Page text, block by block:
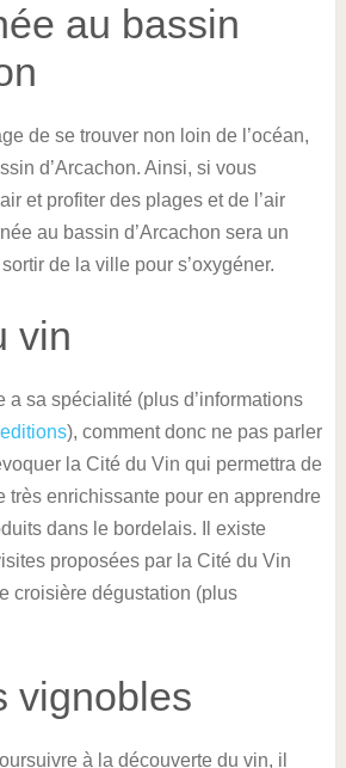
au bassin
de se trouver non loin de l’océan,
d’Arcachon. Ainsi, si vous
et profiter des plages et de l’air
au bassin d’Arcachon sera un
de la ville pour s’oxygéner.
vin
a sa spécialité (plus d’informations
), comment donc ne pas parler
la Cité du Vin qui permettra de
très enrichissante pour en apprendre
dans le bordelais. Il existe
proposées par la Cité du Vin
croisière dégustation (plus
vignobles
à la découverte du vin, il